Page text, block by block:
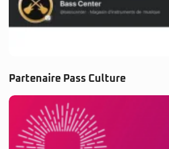
Partenaire Pass Culture